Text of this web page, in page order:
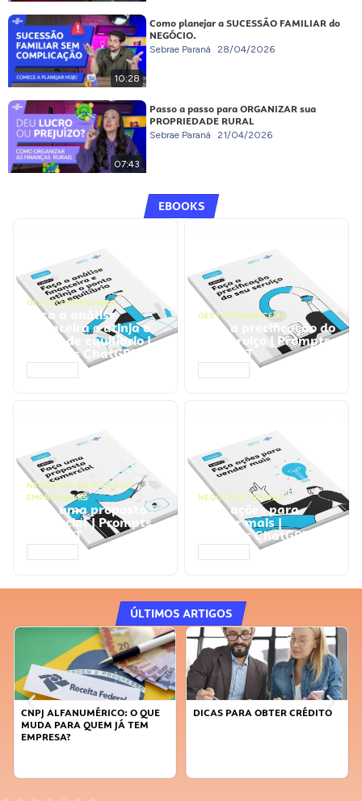
10:28
Como planejar a SUCESSÃO FAMILIAR do
NEGÓCIO.
Sebrae Paraná 28/04/2026
07:43
Passo a passo para ORGANIZAR sua
PROPRIEDADE RURAL
Sebrae Paraná 21/04/2026
EBOOKS
GESTÃO FINANCEIRA
Faça a análise
financeira e atinja o
ponto de equilíbrio |
Prompts ChatGPT
GESTÃO FINANCEIRA
Faça a precificação do
seu serviço | Prompts
ChatGPT
NEGÓCIOS, PROCESSOS
EMPRESARIAIS
Faça uma proposta
comercial | Prompts
ChatGPT
NEGÓCIOS, VENDAS
Faça ações para
vender mais |
Prompts ChatGPT
ÚLTIMOS ARTIGOS
CNPJ ALFANUMÉRICO: O QUE
MUDA PARA QUEM JÁ TEM
EMPRESA?
DICAS PARA OBTER CRÉDITO